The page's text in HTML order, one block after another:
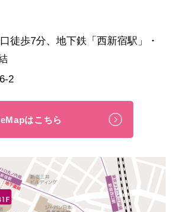
徒歩7分、地下鉄「西新宿駅」・
2
はこちら